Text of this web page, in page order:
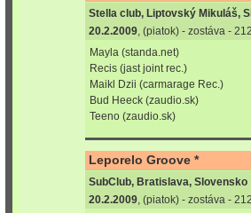
Stella club, Liptovský Mikuláš,
20.2.2009, (piatok) - zostáva -
Mayla (standa.net)
Recis (jast joint rec.)
Maikl Dzii (carmarage Rec.)
Bud Heeck (zaudio.sk)
Teeno (zaudio.sk)
Leporelo Groove *
SubClub, Bratislava, Slovensko
20.2.2009, (piatok) - zostáva -